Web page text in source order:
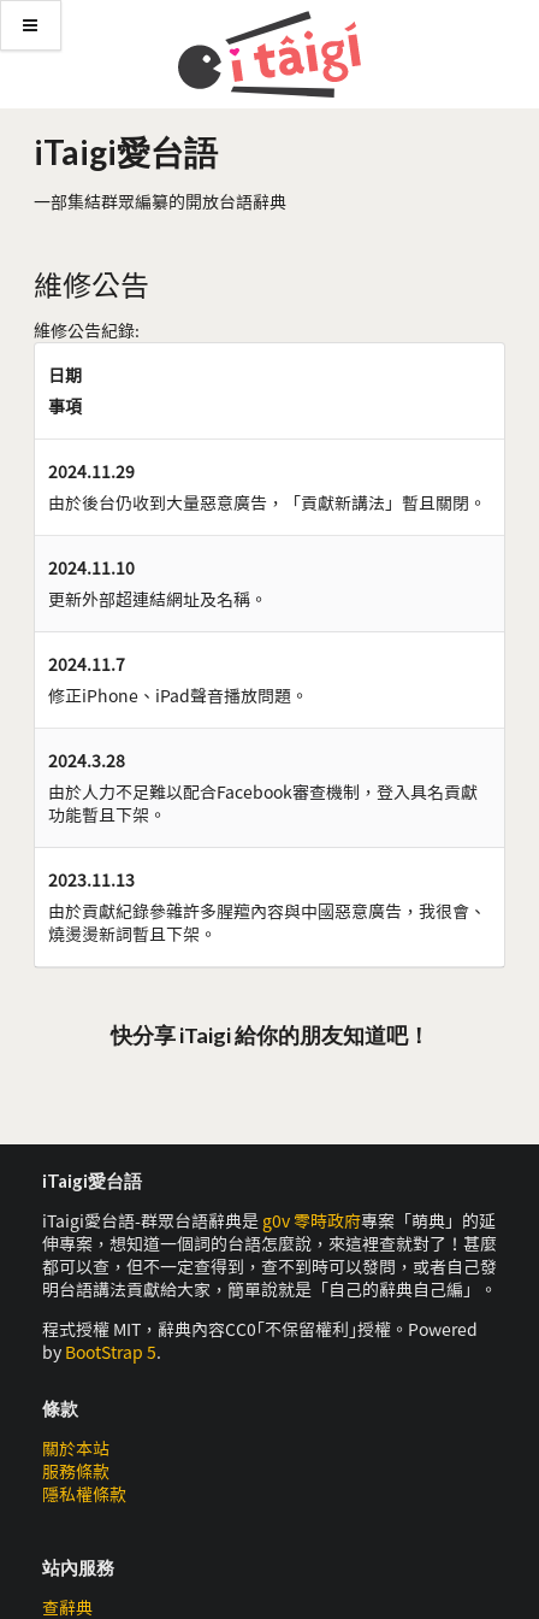
iTaigi愛台語
一部集結群眾編纂的開放台語辭典
維修公告
維修公告紀錄:
日期
事項
2024.11.29
由於後台仍收到大量惡意廣告，「貢獻新講法」暫且關閉。
2024.11.10
更新外部超連結網址及名稱。
2024.11.7
修正iPhone、iPad聲音播放問題。
2024.3.28
由於人力不足難以配合Facebook審查機制，登入具名貢獻
功能暫且下架。
2023.11.13
由於貢獻紀錄參雜許多腥羶內容與中國惡意廣告，我很會、
燒燙燙新詞暫且下架。
快分享 iTaigi 給你的朋友知道吧！
iTaigi愛台語
iTaigi愛台語-群眾台語辭典是 g0v 零時政府專案「萌典」的延
伸專案，想知道一個詞的台語怎麼說，來這裡查就對了！甚麼
都可以查，但不一定查得到，查不到時可以發問，或者自己發
明台語講法貢獻給大家，簡單說就是「自己的辭典自己編」。
程式授權 MIT，辭典內容CC0｢不保留權利｣授權。Powered
by BootStrap 5.
條款
關於本站
服務條款
隱私權條款
站內服務
查辭典